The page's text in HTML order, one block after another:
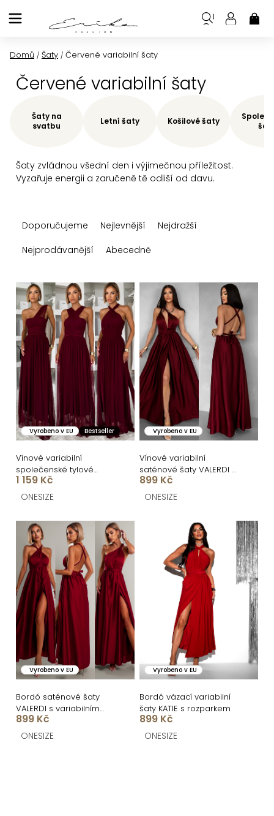
na
Domů / Šaty / Červené variabilní šaty
Červené variabilní šaty
Šaty zvládnou všední den i výjimečnou příležitost.
Vyzařuje energii a zaručeně tě odliší od davu.
Šaty na
svatbu
Letní šaty Košilové šaty
a
n
í
p
r
o
d
u
k
t
ů
Doporučujeme Nejlevnější
Nejdražší
Nejprodávanější
Abecedně
V
ý
p
i
s
p
r
o
d
u
k
ů
Vyrobeno v EU Bestseller
Vínové variabilní
společenské tylové
plesové šaty OBSIYA s
vlečkou
1 159 Kč
ONESIZE
Vyrobeno v EU
Vínové variabilní
saténové šaty VALERDI a
rozparkem
899 Kč
ONESIZE
Vyrobeno v EU
Bordó saténové šaty
VALERDI s variabilním
vázáním a rozparkem
899 Kč
ONESIZE
Vyrobeno v EU
Bordó vázací variabilní
šaty KATIE s rozparkem
899 Kč
ONESIZE